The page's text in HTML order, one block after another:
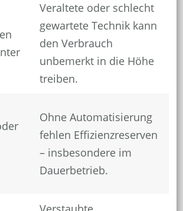
Veraltete oder schlecht
gewartete Technik kann
den Verbrauch
unbemerkt in die Höhe
treiben.
Ohne Automatisierung
fehlen Effizienzreserven
– insbesondere im
Dauerbetrieb.